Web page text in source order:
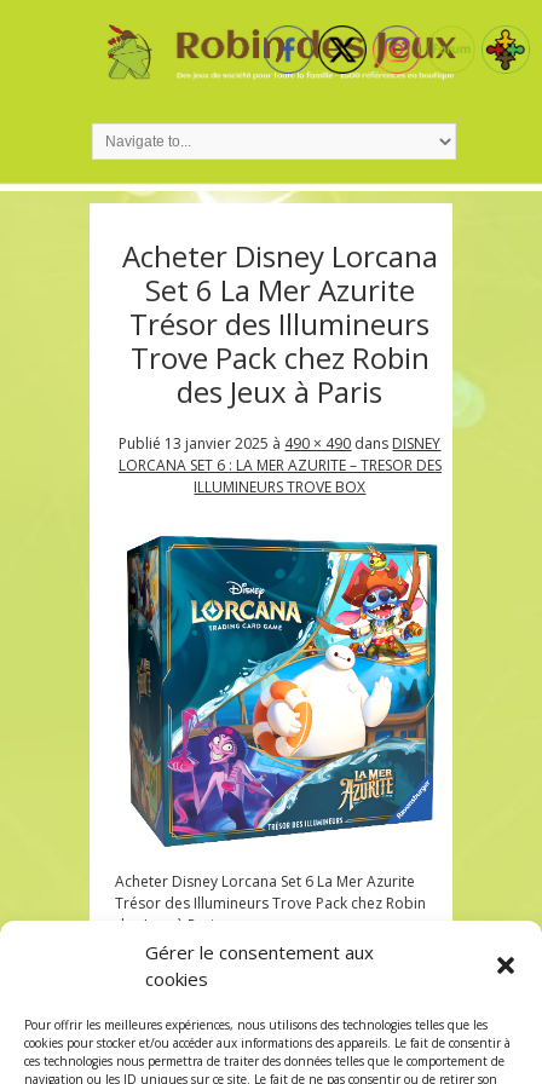
Gérer le consentement aux
cookies
Pour offrir les meilleures expériences, nous utilisons des technologies telles que les
cookies pour stocker et/ou accéder aux informations des appareils. Le fait de consentir à
ces technologies nous permettra de traiter des données telles que le comportement de
navigation ou les ID uniques sur ce site. Le fait de ne pas consentir ou de retirer son
Acheter Disney Lorcana
Set 6 La Mer Azurite
Trésor des Illumineurs
Trove Pack chez Robin
des Jeux à Paris
Publié 13 janvier 2025 à 490 × 490 dans DISNEY
LORCANA SET 6 : LA MER AZURITE – TRESOR DES
ILLUMINEURS TROVE BOX
Acheter Disney Lorcana Set 6 La Mer Azurite
Trésor des Illumineurs Trove Pack chez Robin
des Jeux à Paris
Acheter Disney Lorcana Set 6 La Mer Azurite
Trésor des Illumineurs Trove Pack chez Robin
Les commentaires et les trackbacks sont
fermés.